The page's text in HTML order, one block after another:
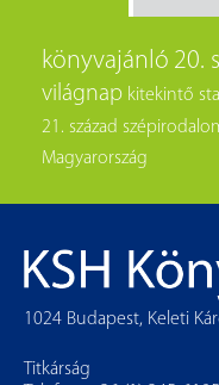
könyvajánló 20.
világnap kitekintő
21. század
Magyarország
1024 Budapest, Keleti
Titkárság